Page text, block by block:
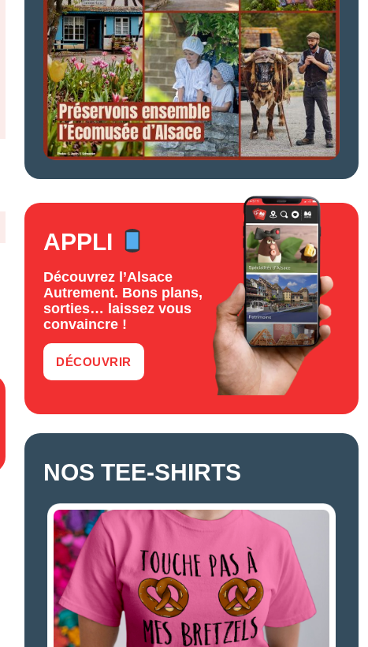
APPLI
Découvrez l’Alsace
Autrement. Bons plans,
sorties… laissez vous
convaincre !
DÉCOUVRIR
NOS TEE-SHIRTS